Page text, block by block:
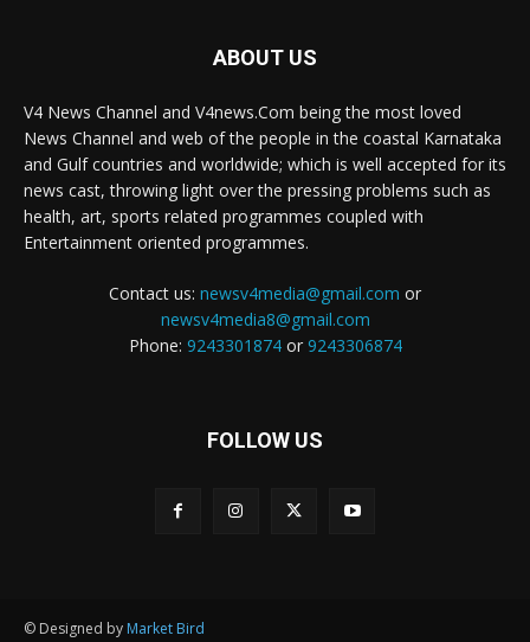
ABOUT US
V4 News Channel and V4news.Com being the most loved
News Channel and web of the people in the coastal Karnataka
and Gulf countries and worldwide; which is well accepted for its
news cast, throwing light over the pressing problems such as
health, art, sports related programmes coupled with
Entertainment oriented programmes.
Contact us: newsv4media@gmail.com or
newsv4media8@gmail.com
Phone: 9243301874or 9243306874
FOLLOW US
© Designed by Market Bird